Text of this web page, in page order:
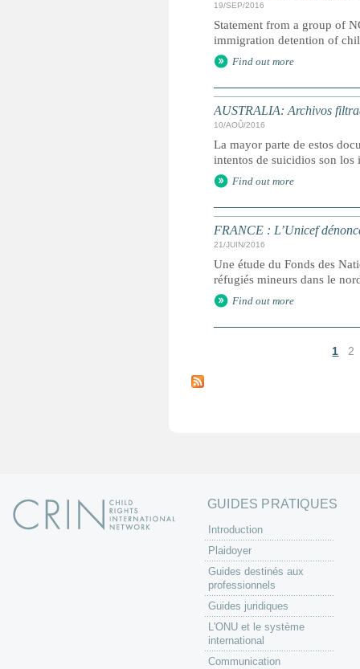
19/SEP/2016
Statement from a group of
immigration detention of
Find out more
AUSTRALIA: Archivos
10/AOÛ/2016
La mayor parte de estos
intentos de suicidios son los
Find out more
FRANCE : L’Unicef
21/JUIN/2016
Une étude du Fonds des
réfugiés mineurs dans le
Find out more
a
1 2
GUIDES PRATIQUES
Introduction
Plaidoyer
Guides destinés aux
professionnels
Guides juridiques
L'ONU et le système
international
Communication